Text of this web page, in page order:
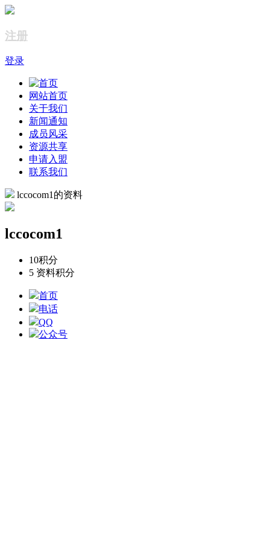
注册
登录
网站首页
关于我们
新闻通知
成员风采
资源共享
申请入盟
联系我们
lccocom1的资料
lccocom1
10积分
5 资料积分
首页
电话
QQ
公众号